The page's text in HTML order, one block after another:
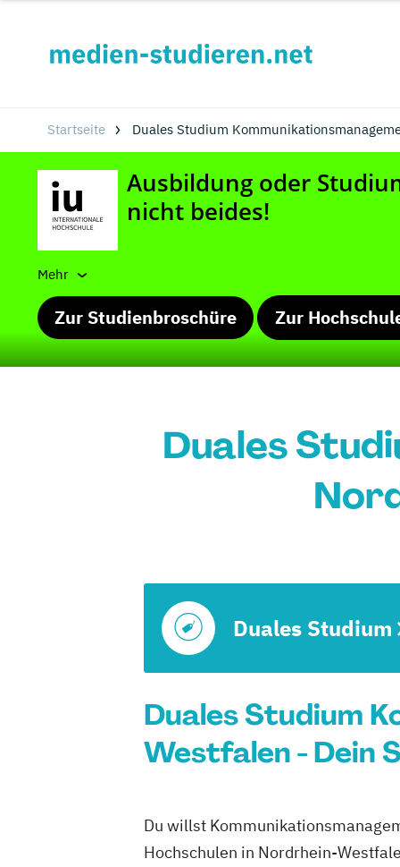
Startseite Duales Studium
Mehr
Zur Studienbroschüre Zur
Duales
Duales Studium
Duales Studium
Westfalen - Dein
Du willst
Hochschulen in Nordrhein-